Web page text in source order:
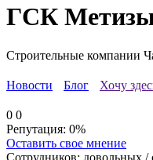
ГСК Метизы
Строительные компании
Новости Блог Хочу
0 0
Репутация: 0%
Оставить свое мнение
Сотрудников: довольных /